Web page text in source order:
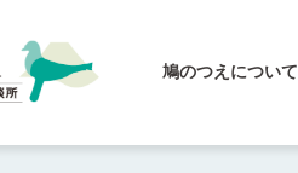
鳩のつえについて